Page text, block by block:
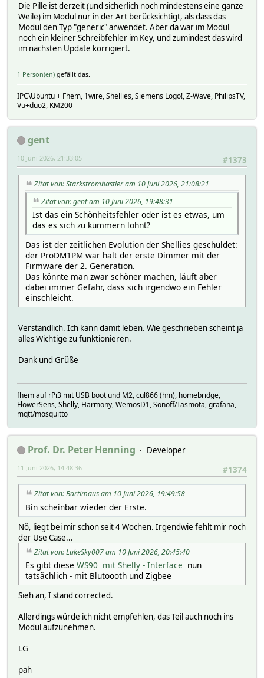
Die Pille ist derzeit (und sicherlich noch mindestens eine ganze
Weile) im Modul nur in der Art berücksichtigt, als dass das
Modul den Typ "generic" anwendet. Aber da war im Modul
noch ein kleiner Schreibfehler im Key, und zumindest das wird
im nächsten Update korrigiert.
1 Person(en) gefällt das.
IPC\Ubuntu + Fhem, 1wire, Shellies, Siemens Logo!, Z-Wave, PhilipsTV,
Vu+duo2, KM200
gent
#1373
10 Juni 2026, 21:33:05
Zitat von: Starkstrombastler am 10 Juni 2026, 21:08:21
Zitat von: gent am 10 Juni 2026, 19:48:31
Ist das ein Schönheitsfehler oder ist es etwas, um
das es sich zu kümmern lohnt?
Das ist der zeitlichen Evolution der Shellies geschuldet:
der ProDM1PM war halt der erste Dimmer mit der
Firmware der 2. Generation.
Das könnte man zwar schöner machen, läuft aber
dabei immer Gefahr, dass sich irgendwo ein Fehler
einschleicht.
Verständlich. Ich kann damit leben. Wie geschrieben scheint ja
alles Wichtige zu funktionieren.
Dank und Grüße
fhem auf rPi3 mit USB boot und M2, cul866 (hm), homebridge,
FlowerSens, Shelly, Harmony, WemosD1, Sonoff/Tasmota, grafana,
mqtt/mosquitto
Prof. Dr. Peter Henning
Developer
#1374
11 Juni 2026, 14:48:36
Zitat von: Bartimaus am 10 Juni 2026, 19:49:58
Bin scheinbar wieder der Erste.
Nö, liegt bei mir schon seit 4 Wochen. Irgendwie fehlt mir noch
der Use Case...
Zitat von: LukeSky007 am 10 Juni 2026, 20:45:40
Es gibt diese WS90 mit Shelly - Interface nun
tatsächlich - mit Blutoooth und Zigbee
Sieh an, I stand corrected.
Allerdings würde ich nicht empfehlen, das Teil auch noch ins
Modul aufzunehmen.
LG
pah